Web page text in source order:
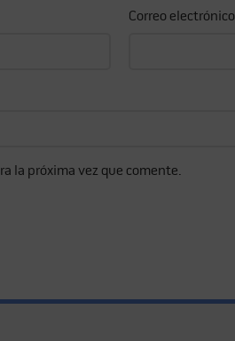
Correo electrónico
la próxima vez que comente.